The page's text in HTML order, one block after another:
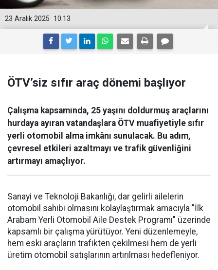
10:13
23 Aralık 2025
ÖTV’siz sıfır araç dönemi başlıyor
Çalışma kapsamında, 25 yaşını doldurmuş araçlarını
hurdaya ayıran vatandaşlara ÖTV muafiyetiyle sıfır
yerli otomobil alma imkânı sunulacak. Bu adım,
çevresel etkileri azaltmayı ve trafik güvenliğini
artırmayı amaçlıyor.
Sanayi ve Teknoloji Bakanlığı, dar gelirli ailelerin
otomobil sahibi olmasını kolaylaştırmak amacıyla "İlk
Arabam Yerli Otomobil Aile Destek Programı" üzerinde
kapsamlı bir çalışma yürütüyor. Yeni düzenlemeyle,
hem eski araçların trafikten çekilmesi hem de yerli
üretim otomobil satışlarının artırılması hedefleniyor.